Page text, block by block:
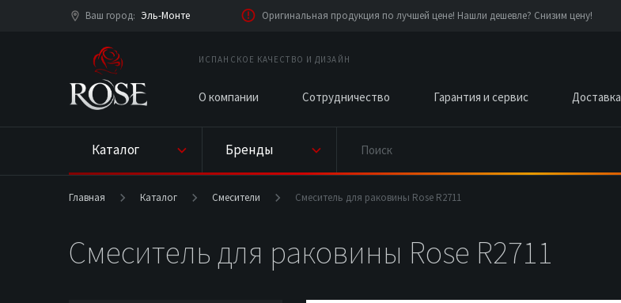
Ваш город: Эль-Монте Оригинальная продукция по лучшей цене! Нашли дешевле? Снизим цену!
ИСПАНСКОЕ КАЧЕСТВО И ДИЗАЙН
О компании Сотрудничество Гарантия и сервис Доставка
Каталог Бренды
Главная Каталог Смесители Смеситель для раковины Rose R2711
Смеситель для раковины Rose R2711